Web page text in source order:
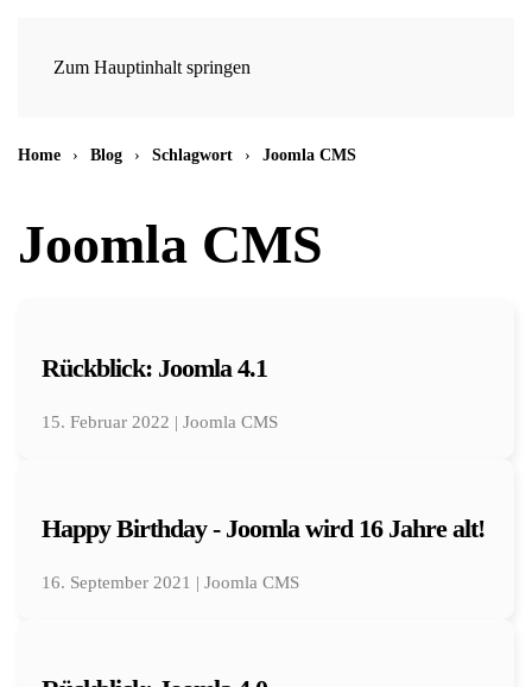
Zum Hauptinhalt springen
Home Blog Schlagwort Joomla CMS
Joomla CMS
Rückblick: Joomla 4.1
15. Februar 2022 | Joomla CMS
Happy Birthday - Joomla wird 16 Jahre alt!
16. September 2021 | Joomla CMS